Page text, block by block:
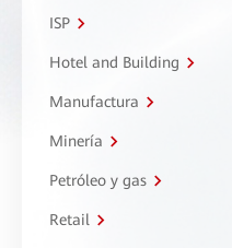
ISP
Hotel and Building
Manufactura
Minería
Petróleo y gas
Retail